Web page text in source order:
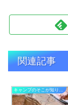
関連記事